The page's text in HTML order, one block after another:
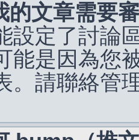
的文章需要
設定了討論
能是因為您
。請聯絡管